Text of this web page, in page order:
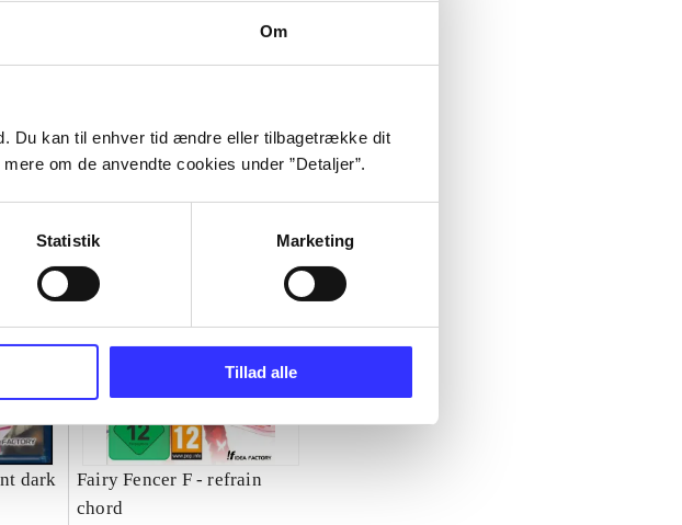
Om
Du kan til enhver tid ændre eller tilbagetrække dit
om de anvendte cookies under ”Detaljer”.
Statistik Marketing
Tillad alle
dark
Fairy Fencer F - refrain
chord